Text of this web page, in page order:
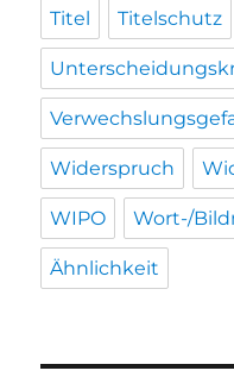
Titel Titelschutz
Widerspruch
WIPO Wort-/
Ähnlichkeit